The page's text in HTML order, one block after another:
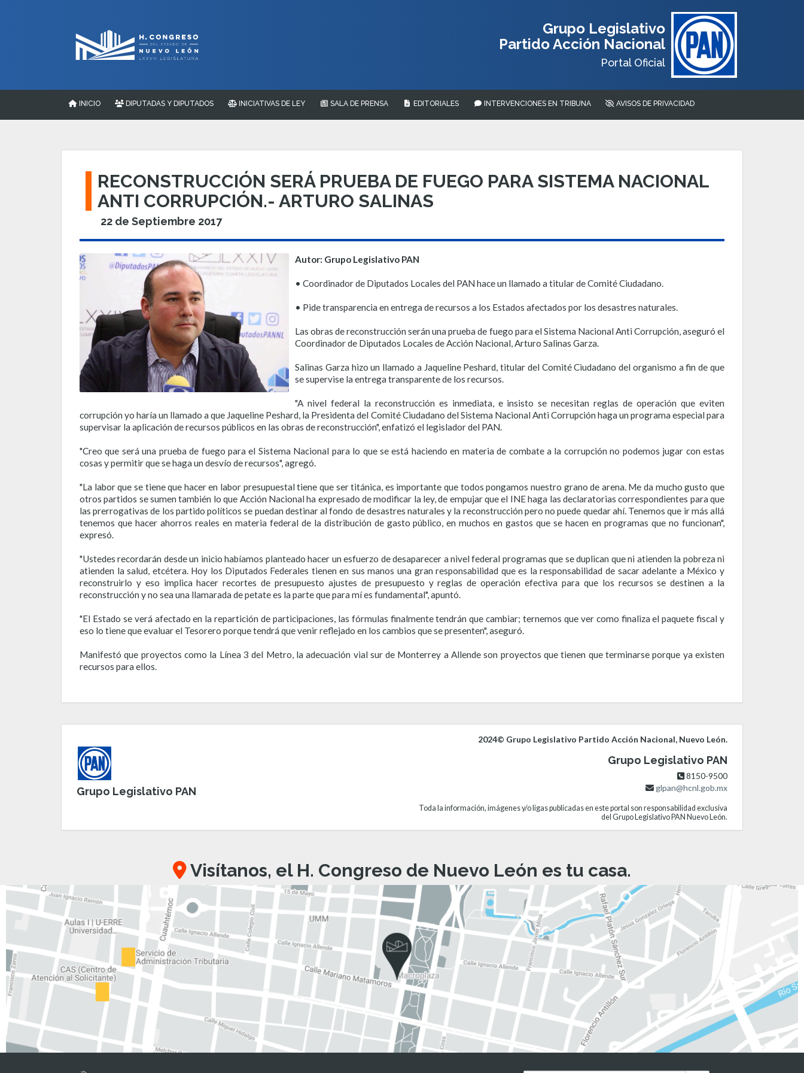
Grupo Legislativo
Partido Acción Nacional
Portal Oficial
INICIO DIPUTADAS Y DIPUTADOS INICIATIVAS DE LEY SALA DE PRENSA EDITORIALES INTERVENCIONES EN TRIBUNA AVISOS DE PRIVACIDAD
RECONSTRUCCIÓN SERÁ PRUEBA DE FUEGO PARA SISTEMA NACIONAL
ANTI CORRUPCIÓN.- ARTURO SALINAS
22 de Septiembre 2017
Autor: Grupo Legislativo PAN
• Coordinador de Diputados Locales del PAN hace un llamado a titular de Comité Ciudadano.
• Pide transparencia en entrega de recursos a los Estados afectados por los desastres naturales.
Las obras de reconstrucción serán una prueba de fuego para el Sistema Nacional Anti Corrupción, aseguró el
Coordinador de Diputados Locales de Acción Nacional, Arturo Salinas Garza.
Salinas Garza hizo un llamado a Jaqueline Peshard, titular del Comité Ciudadano del organismo a fin de que
se supervise la entrega transparente de los recursos.
"A nivel federal la reconstrucción es inmediata, e insisto se necesitan reglas de operación que eviten
corrupción yo haría un llamado a que Jaqueline Peshard, la Presidenta del Comité Ciudadano del Sistema Nacional Anti Corrupción haga un programa especial para
supervisar la aplicación de recursos públicos en las obras de reconstrucción", enfatizó el legislador del PAN.
"Creo que será una prueba de fuego para el Sistema Nacional para lo que se está haciendo en materia de combate a la corrupción no podemos jugar con estas
cosas y permitir que se haga un desvío de recursos", agregó.
"La labor que se tiene que hacer en labor presupuestal tiene que ser titánica, es importante que todos pongamos nuestro grano de arena. Me da mucho gusto que
otros partidos se sumen también lo que Acción Nacional ha expresado de modificar la ley, de empujar que el INE haga las declaratorias correspondientes para que
las prerrogativas de los partido políticos se puedan destinar al fondo de desastres naturales y la reconstrucción pero no puede quedar ahí. Tenemos que ir más allá
tenemos que hacer ahorros reales en materia federal de la distribución de gasto público, en muchos en gastos que se hacen en programas que no funcionan",
expresó.
"Ustedes recordarán desde un inicio habíamos planteado hacer un esfuerzo de desaparecer a nivel federal programas que se duplican que ni atienden la pobreza ni
atienden la salud, etcétera. Hoy los Diputados Federales tienen en sus manos una gran responsabilidad que es la responsabilidad de sacar adelante a México y
reconstruirlo y eso implica hacer recortes de presupuesto ajustes de presupuesto y reglas de operación efectiva para que los recursos se destinen a la
reconstrucción y no sea una llamarada de petate es la parte que para mí es fundamental", apuntó.
"El Estado se verá afectado en la repartición de participaciones, las fórmulas finalmente tendrán que cambiar; ternemos que ver como finaliza el paquete fiscal y
eso lo tiene que evaluar el Tesorero porque tendrá que venir reflejado en los cambios que se presenten", aseguró.
Manifestó que proyectos como la Línea 3 del Metro, la adecuación vial sur de Monterrey a Allende son proyectos que tienen que terminarse porque ya existen
recursos para ellos.
Grupo Legislativo PAN
2024© Grupo Legislativo Partido Acción Nacional, Nuevo León.
Grupo Legislativo PAN
8150-9500
glpan@hcnl.gob.mx
Toda la información, imágenes y/o ligas publicadas en este portal son responsabilidad exclusiva
del Grupo Legislativo PAN Nuevo León.
Visítanos, el H. Congreso de Nuevo León es tu casa.